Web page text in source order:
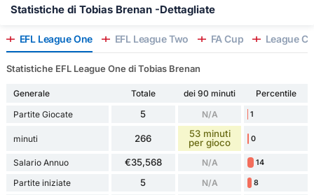
Statistiche di Tobias Brenan -Dettagliate
EFL League One EFL League Two FA Cup League
Statistiche EFL League One di Tobias Brenan
Generale Totale dei 90 minuti
Percentile
Partite Giocate
5 N/A 1
minuti 266
53 minuti
per gioco
0
Salario Annuo €35,568 N/A 14
Partite iniziate 5 N/A 8